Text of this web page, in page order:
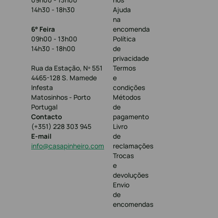
14h30 - 18h30
6° Feira
09h00 - 13h00
14h30 - 18h00
Rua da Estação, Nº 551
4465-128 S. Mamede
Infesta
Matosinhos - Porto
Portugal
Contacto
(+351) 228 303 945
E-mail
info@casapinheiro.com
Ajuda
na
encomenda
Política
de
privacidade
Termos
e
condições
Métodos
de
pagamento
Livro
de
reclamações
Trocas
e
devoluções
Envio
de
encomendas